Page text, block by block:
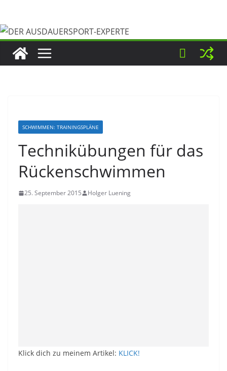
SCHWIMMEN: TRAININGSPLÄNE
Technikübungen für das
Rückenschwimmen
25. September 2015 Holger Luening
Klick dich zu meinem Artikel: KLICK!